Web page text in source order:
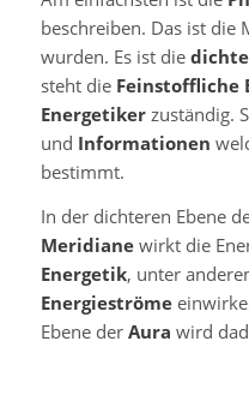
beschreiben. Das ist die
wurden. Es ist die
steht die Feinstoffliche
Energetikerzuständig.
und Informationen
bestimmt.
In der dichteren Ebene
Meridianewirkt die
Energetik, unter
Energieströme
Ebene der Aura wird